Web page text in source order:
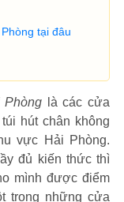
tại đâu
là các cửa
hút chân không
vực Hải Phòng.
đủ kiến thức thì
mình được điểm
trong những cửa